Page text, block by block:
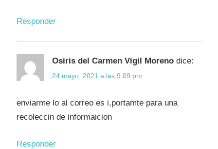
Responder
Osiris del Carmen Vigil Moreno dice:
24 mayo, 2021 a las 9:09 pm
enviarme lo al correo es i,portamte para una
recoleccin de informaicion
Responder